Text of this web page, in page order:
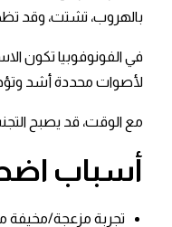
بالهروب، تشتت، وقد
في الفونوفوبيا تكون
لأصوات محددة أشد
مع الوقت، قد يصبح
أسباب
تجربة مزعجة/مخيفة